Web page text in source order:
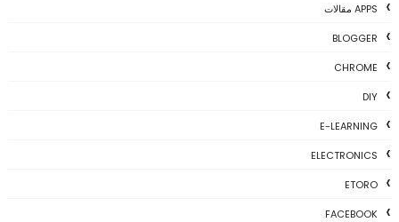
APPS مقالات
BLOGGER
CHROME
DIY
E-LEARNING
ELECTRONICS
ETORO
FACEBOOK